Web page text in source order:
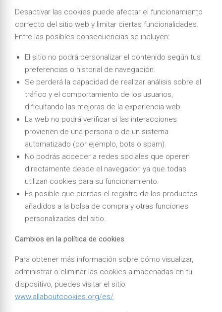
Desactivar las cookies puede afectar el funcionamiento
correcto del sitio web y limitar ciertas funcionalidades.
Entre las posibles consecuencias se incluyen:
El sitio no podrá personalizar el contenido según tus
preferencias o historial de navegación.
Se perderá la capacidad de realizar análisis sobre el
tráfico y el comportamiento de los usuarios,
dificultando las mejoras de la experiencia web.
La web no podrá verificar si las interacciones
provienen de una persona o de un sistema
automatizado (por ejemplo, bots o spam).
No podrás acceder a redes sociales que operen
directamente desde el navegador, ya que todas
utilizan cookies para su funcionamiento.
Es posible que pierdas el registro de los productos
añadidos a la bolsa de compra y otras funciones
personalizadas del sitio.
Cambios en la política de cookies
Para obtener más información sobre cómo visualizar,
administrar o eliminar las cookies almacenadas en tu
dispositivo, puedes visitar el sitio
www.allaboutcookies.org/es/.